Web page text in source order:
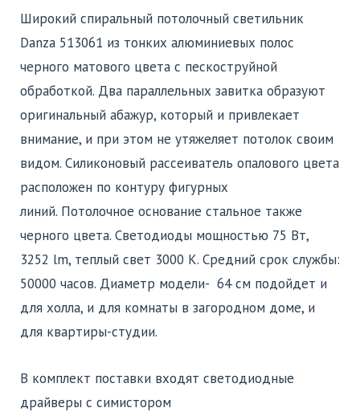
Широкий спиральный потолочный светильник
Danza 513061 из тонких алюминиевых полос
черного матового цвета с пескоструйной
обработкой. Два параллельных завитка образуют
оригинальный абажур, который и привлекает
внимание, и при этом не утяжеляет потолок своим
видом. Силиконовый рассеиватель опалового цвета
расположен по контуру фигурных
линий. Потолочное основание стальное также
черного цвета. Светодиоды мощностью 75 Вт,
3252 lm, теплый свет 3000 К. Средний срок службы:
50000 часов. Диаметр модели- 64 см подойдет и
для холла, и для комнаты в загородном доме, и
для квартиры-студии.
В комплект поставки входят светодиодные
драйверы с симистором